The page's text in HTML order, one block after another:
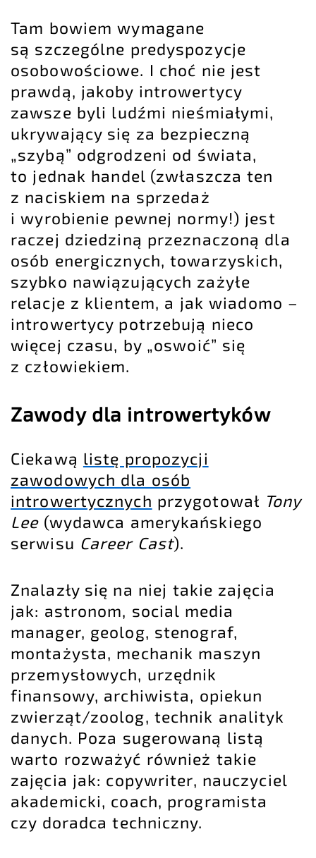
Tam bowiem wymagane
są szczególne predyspozycje
osobowościowe. I choć nie jest
prawdą, jakoby introwertycy
zawsze byli ludźmi nieśmiałymi,
ukrywający się za bezpieczną
„szybą” odgrodzeni od świata,
to jednak handel (zwłaszcza ten
z naciskiem na sprzedaż
i wyrobienie pewnej normy!) jest
raczej dziedziną przeznaczoną dla
osób energicznych, towarzyskich,
szybko nawiązujących zażyłe
relacje z klientem, a jak wiadomo –
introwertycy potrzebują nieco
więcej czasu, by „oswoić” się
z człowiekiem.
Zawody dla introwertyków
Ciekawą listę propozycji
zawodowych dla osób
introwertycznych przygotował Tony
Lee(wydawca amerykańskiego
serwisu Career Cast).
Znalazły się na niej takie zajęcia
jak: astronom, social media
manager, geolog, stenograf,
montażysta, mechanik maszyn
przemysłowych, urzędnik
finansowy, archiwista, opiekun
zwierząt/zoolog, technik analityk
danych. Poza sugerowaną listą
warto rozważyć również takie
zajęcia jak: copywriter, nauczyciel
akademicki, coach, programista
czy doradca techniczny.